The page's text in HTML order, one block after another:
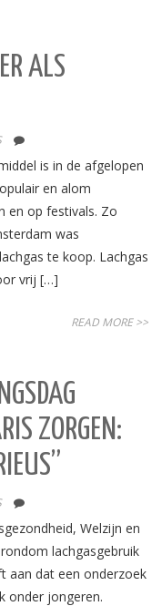
ALS
is in de afgelopen
en alom
en op festivals. Zo
was
te koop. Lachgas
vrij […]
READ MORE >>
ZORGEN:
Welzijn en
lachgasgebruik
aan dat een onderzoek
onder jongeren.